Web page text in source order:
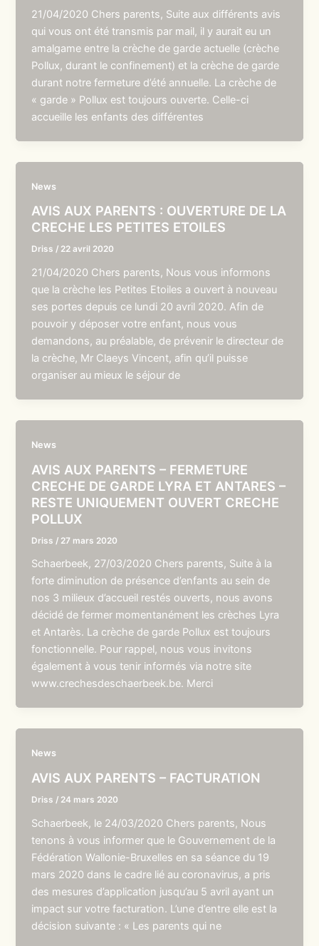
21/04/2020 Chers parents, Suite aux différents avis
qui vous ont été transmis par mail, il y aurait eu un
amalgame entre la crèche de garde actuelle (crèche
Pollux, durant le confinement) et la crèche de garde
durant notre fermeture d’été annuelle. La crèche de
« garde » Pollux est toujours ouverte. Celle-ci
accueille les enfants des différentes
News
AVIS AUX PARENTS : OUVERTURE DE LA
CRECHE LES PETITES ETOILES
Driss / 22 avril 2020
21/04/2020 Chers parents, Nous vous informons
que la crèche les Petites Etoiles a ouvert à nouveau
ses portes depuis ce lundi 20 avril 2020. Afin de
pouvoir y déposer votre enfant, nous vous
demandons, au préalable, de prévenir le directeur de
la crèche, Mr Claeys Vincent, afin qu’il puisse
organiser au mieux le séjour de
News
AVIS AUX PARENTS – FERMETURE
CRECHE DE GARDE LYRA ET ANTARES –
RESTE UNIQUEMENT OUVERT CRECHE
POLLUX
Driss / 27 mars 2020
Schaerbeek, 27/03/2020 Chers parents, Suite à la
forte diminution de présence d’enfants au sein de
nos 3 milieux d’accueil restés ouverts, nous avons
décidé de fermer momentanément les crèches Lyra
et Antarès. La crèche de garde Pollux est toujours
fonctionnelle. Pour rappel, nous vous invitons
également à vous tenir informés via notre site
www.crechesdeschaerbeek.be. Merci
News
AVIS AUX PARENTS – FACTURATION
Driss / 24 mars 2020
Schaerbeek, le 24/03/2020 Chers parents, Nous
tenons à vous informer que le Gouvernement de la
Fédération Wallonie-Bruxelles en sa séance du 19
mars 2020 dans le cadre lié au coronavirus, a pris
des mesures d’application jusqu’au 5 avril ayant un
impact sur votre facturation. L’une d’entre elle est la
décision suivante : « Les parents qui ne